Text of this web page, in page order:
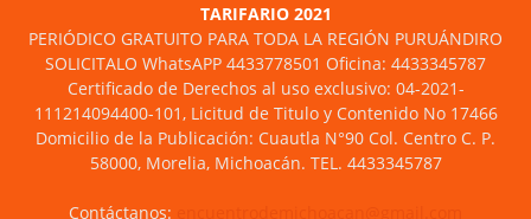
TARIFARIO 2021
PERIÓDICO GRATUITO PARA TODA LA REGIÓN PURUÁNDIRO
SOLICITALO WhatsAPP 4433778501 Oficina: 4433345787
Certificado de Derechos al uso exclusivo: 04-2021-
111214094400-101, Licitud de Titulo y Contenido No 17466
Domicilio de la Publicación: Cuautla N°90 Col. Centro C. P.
58000, Morelia, Michoacán. TEL. 4433345787
Contáctanos: